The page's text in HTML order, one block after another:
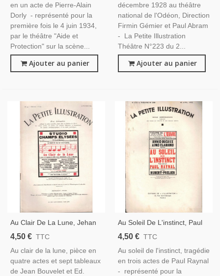
en un acte de Pierre-Alain
Dorly - représenté pour la
première fois le 4 juin 1934,
par le théâtre "Aide et
Protection" sur la scène...
Ajouter au panier
décembre 1928 au théâtre
national de l'Odéon, Direction
Firmin Gémier et Paul Abram
- La Petite Illustration
Théâtre N°223 du 2...
Ajouter au panier
Au Clair De La Lune, Jehan
Bouvelet, Acteurs Maurice
La Petite Illustration Théâtre
244 1929
4,50 € TTC
Au clair de la lune, pièce en
quatre actes et sept tableaux
de Jean Bouvelet et Ed.
Au Soleil De L'instinct, Paul
Raynal, Acteurs Annie
Petite Illustration Théâtre 298
1932
4,50 € TTC
Au soleil de l'instinct, tragédie
en trois actes de Paul Raynal
- représenté pour la